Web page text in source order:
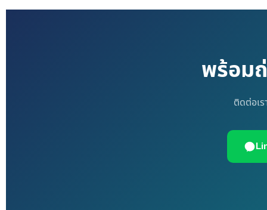
พร้อม
ติดต่อเร